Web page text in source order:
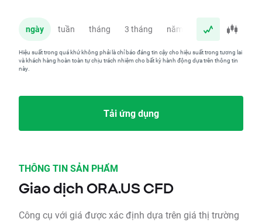
ngày tuần tháng 3 tháng năm
Hiệu suất trong quá khứ không phải là chỉ báo đáng tin cậy cho hiệu suất trong tương lai
và khách hàng hoàn toàn tự chịu trách nhiệm cho bất kỳ hành động dựa trên thông tin
này.
Tải ứng dụng
THÔNG TIN SẢN PHẨM
Giao dịch ORA.US CFD
Công cụ với giá được xác định dựa trên giá thị trường